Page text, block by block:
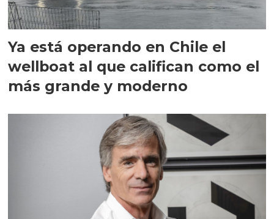
Ya está operando en Chile el
wellboat al que califican como el
más grande y moderno